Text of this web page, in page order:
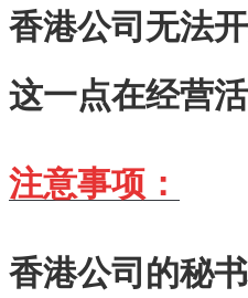
香港公司无法
这一点在经营
注意事项：
香港公司的秘